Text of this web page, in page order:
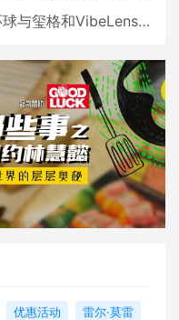
格和VibeLens共同推出全新耳机
优惠活动
雷尔·莫雷